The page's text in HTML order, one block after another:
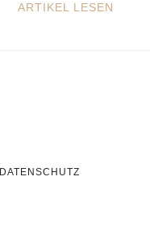
ARTIKEL LESEN
DATENSCHUTZ